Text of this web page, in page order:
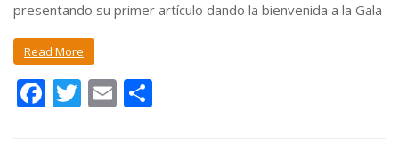
presentando su primer artículo dando la bienvenida a la Gala
Read More
F T E